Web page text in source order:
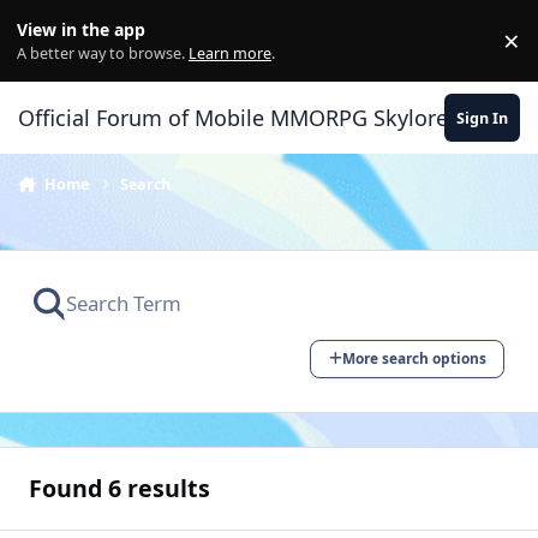
View in the app
A better way to browse. Learn more. ×
Official Forum of Mobile MMORPG Skylore Sign In
Home Search
More search options
Found 6 results